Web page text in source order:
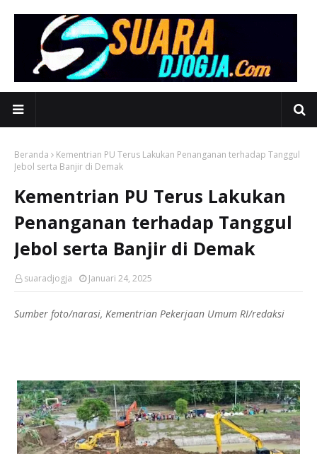
Beranda
Kementrian PU Terus Lakukan Penanganan terhadap Tanggul
Jebol serta Banjir di Demak
Kementrian PU Terus Lakukan
Penanganan terhadap Tanggul
Jebol serta Banjir di Demak
suaradjogja Januari 24, 2025
Sumber foto/narasi, Kementrian Pekerjaan Umum RI/redaksi